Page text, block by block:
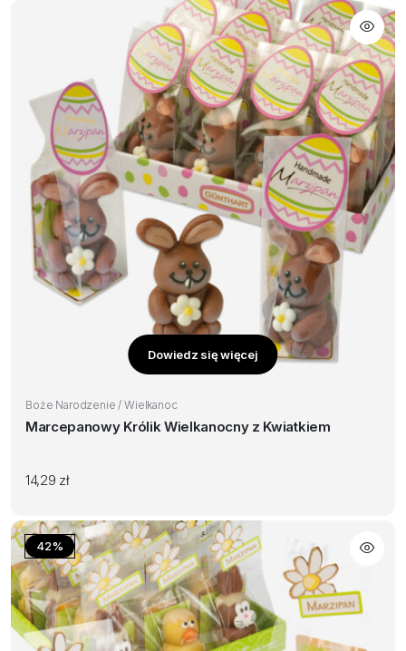
Dowiedz się więcej
Boże Narodzenie / Wielkanoc
Marcepanowy Królik Wielkanocny z Kwiatkiem
14,29 zł
42%